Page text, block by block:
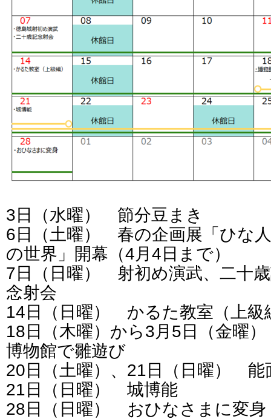
3日（水曜） 節分豆まき
6日（土曜） 春の企画展「ひな
の世界」開幕（4月4日まで）
7日（日曜） 射初め演武、二十
念射会
14日（日曜） かるた教室（上級
18日（木曜）から3月5日（金曜
博物館で雛遊び
20日（土曜）、21日（日曜） 能
21日（日曜） 城博能
28日（日曜） おひなさまに変身